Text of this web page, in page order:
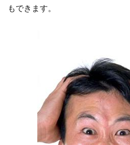
もできます。